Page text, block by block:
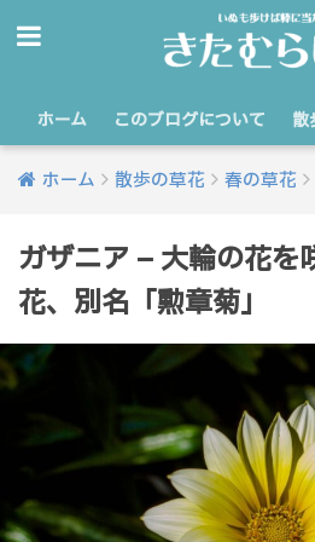
ホーム このブログについて 散
ホーム 散歩の草花 春の草花
ガザニア – 大輪の花を
花、別名「勲章菊」